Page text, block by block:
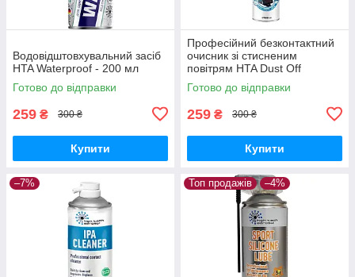
Водовідштовхувальний засіб
HTA Waterproof - 200 мл
Готово до відправки
259 ₴ 300 ₴
Купити
Професійний безконтактний
очисник зі стисненим
повітрям HTA Dust Off
Готово до відправки
259 ₴ 300 ₴
Купити
–7% Топ продажів –4%